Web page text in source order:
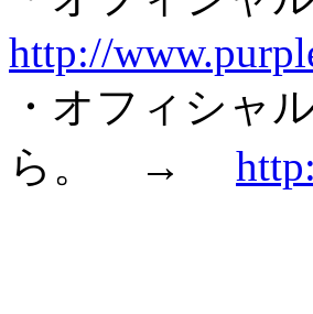
http://
・オフィシャ
ら。 →